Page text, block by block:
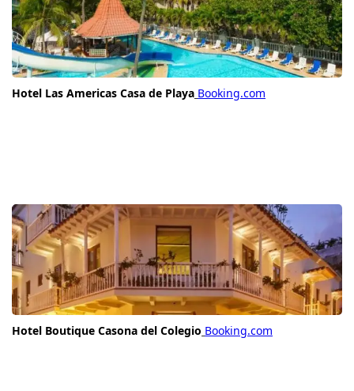
Hotel Las Americas Casa de Playa Booking.com
Hotel Boutique Casona del Colegio Booking.com